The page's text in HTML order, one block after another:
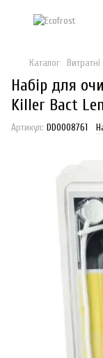
Каталог
Набір для
Killer Bact
Артикул: DD0008761